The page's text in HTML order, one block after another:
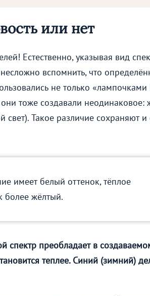
или нет
Естественно, указывая вид
несложно вспомнить, что
не только «лампочками
тоже создавали неодинаковое:
Такое различие сохраняют
имеет белый оттенок, тёплое
более жёлтый.
спектр преобладает в
теплее. Синий (зимний)